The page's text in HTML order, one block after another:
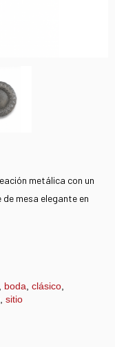
metálica con un
mesa elegante en
boda clásico
sitio